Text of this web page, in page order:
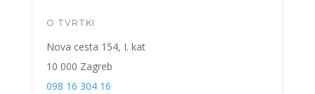
O TVRTKI
Nova cesta 154, I. kat
10 000 Zagreb
098 16 304 16